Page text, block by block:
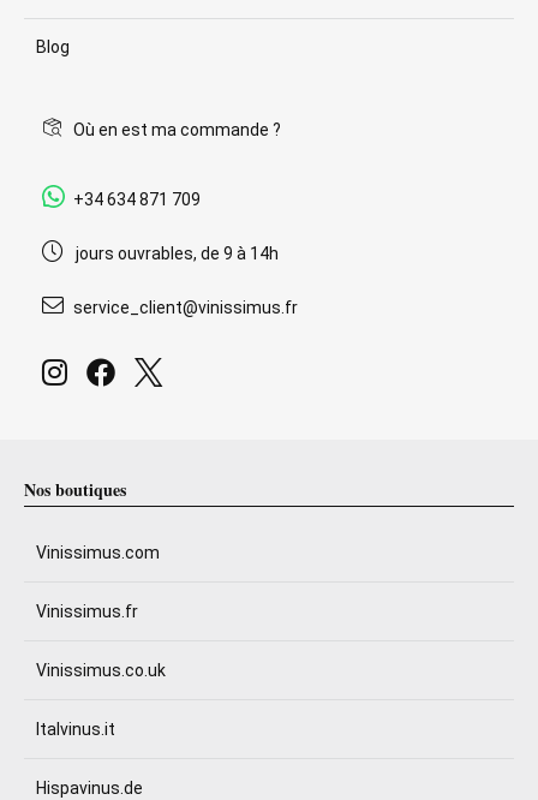
Blog
Où en est ma commande ?
+34 634 871 709
jours ouvrables, de 9 à 14h
service_client@vinissimus.fr
Nos boutiques
Vinissimus.com
Vinissimus.fr
Vinissimus.co.uk
Italvinus.it
Hispavinus.de